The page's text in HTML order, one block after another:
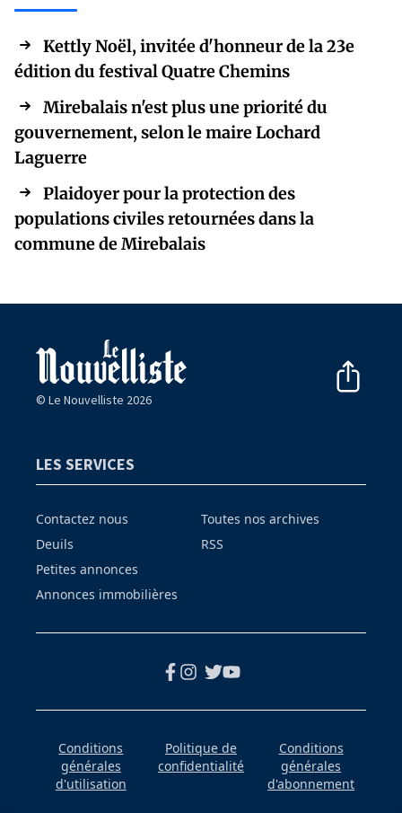
Kettly Noël, invitée d'honneur de la 23e
édition du festival Quatre Chemins
Mirebalais n'est plus une priorité du
gouvernement, selon le maire Lochard
Laguerre
Plaidoyer pour la protection des
populations civiles retournées dans la
commune de Mirebalais
© Le Nouvelliste 2026
LES SERVICES
Contactez nous
Deuils
Petites annonces
Annonces immobilières
Toutes nos archives
RSS
Conditions
générales
d'utilisation
Politique de
confidentialité
Conditions
générales
d'abonnement